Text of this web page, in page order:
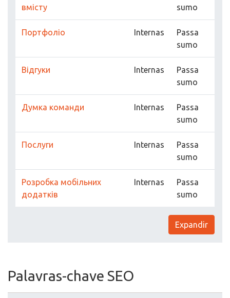
вмісту
sumo
Портфоліо Internas
Passa
sumo
Відгуки Internas
Passa
sumo
Думка команди Internas
Passa
sumo
Послуги Internas
Passa
sumo
Розробка мобільних
додатків
Internas
Passa
sumo
Expandir
Palavras-chave SEO